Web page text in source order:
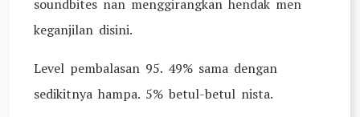
soundbites nan menggirangkan hendak men
keganjilan disini.
Level pembalasan 95. 49% sama dengan
sedikitnya hampa. 5% betul-betul nista.